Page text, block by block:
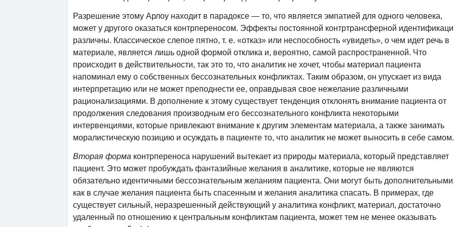
Разрешение этому Арлоу находит в парадоксе — то, что является эмпатией для одного человека,
может у другого оказаться контрпереносом. Эффекты постоянной контртрансферной
различны. Классическое слепое пятно, т. е. «отказ» или неспособность «увидеть», о чем идет речь в
материале, является лишь одной формой отклика и, вероятно, самой распространенной. Что
происходит в действительности, так это то, что аналитик не хочет, чтобы материал пациента
напоминал ему о собственных бессознательных конфликтах. Таким образом, он упускает из вида
интерпретацию или не может преподнести ее, оправдывая свое нежелание различными
рационализациями. В дополнение к этому существует тенденция отклонять внимание пациента от
продолжения следования производным его бессознательного конфликта некоторыми
интервенциями, которые привлекают внимание к другим элементам материала, а также занимать
моралистическую позицию и осуждать в пациенте то, что аналитик не может выносить в себе самом.
Вторая форма контрпереноса нарушений вытекает из природы материала, который представляет
пациент. Это может пробуждать фантазийные желания в аналитике, которые не являются
обязательно идентичными бессознательным желаниям пациента. Они могут быть
как в случае желания пациента быть спасенным и желания аналитика спасать. В примерах, где
существует сильный, неразрешенный действующий у аналитика конфликт, материал, достаточно
удаленный по отношению к центральным конфликтам пациента, может тем не менее оказывать